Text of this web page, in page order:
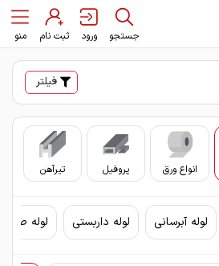
جستجو ورود ثبت نام منو
فیلتر
انواع ورق پروفیل تیرآهن
لوله آبرسانی لوله داربستی لوله